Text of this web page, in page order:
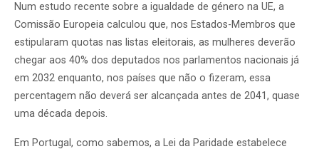
Num estudo recente sobre a igualdade de género na UE, a
Comissão Europeia calculou que, nos Estados-Membros que
estipularam quotas nas listas eleitorais, as mulheres deverão
chegar aos 40% dos deputados nos parlamentos nacionais já
em 2032 enquanto, nos países que não o fizeram, essa
percentagem não deverá ser alcançada antes de 2041, quase
uma década depois.
Em Portugal, como sabemos, a Lei da Paridade estabelece